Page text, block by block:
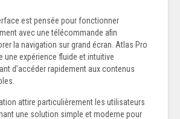
est pensée pour fonctionner
avec une télécommande afin
la navigation sur grand écran. Atlas Pro
une expérience fluide et intuitive
d’accéder rapidement aux contenus
attire particulièrement les utilisateurs
une solution simple et moderne pour